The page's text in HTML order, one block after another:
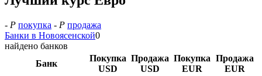
- Р покупка - Р продажа
Банки в Новоясенской0
найдено банков
Банк
Покупка
USD
Продажа
USD
Покупка
EUR
Продажа
EUR